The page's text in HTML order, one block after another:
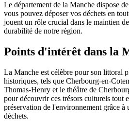
Le département de la Manche dispose
vous pouvez déposer vos déchets en
jouent un rôle crucial dans le maintien
durabilité de notre région.
Points d'intérêt dans la
La Manche est célèbre pour son littoral
historiques, tels que Cherbourg-en-
Thomas-Henry et le théâtre de
pour découvrir ces trésors culturels tout
préservation de l'environnement grâce à
déchets.